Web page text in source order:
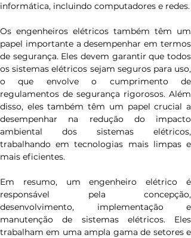
informática, incluindo computadores e redes.
Os engenheiros elétricos também têm um
papel importante a desempenhar em termos
de segurança. Eles devem garantir que todos
os sistemas elétricos sejam seguros para uso,
o que envolve o cumprimento de
regulamentos de segurança rigorosos. Além
disso, eles também têm um papel crucial a
desempenhar na redução do impacto
ambiental dos sistemas elétricos,
trabalhando em tecnologias mais limpas e
mais eficientes.
Em resumo, um engenheiro elétrico é
responsável pela concepção,
desenvolvimento, implementação e
manutenção de sistemas elétricos. Eles
trabalham em uma ampla gama de setores e